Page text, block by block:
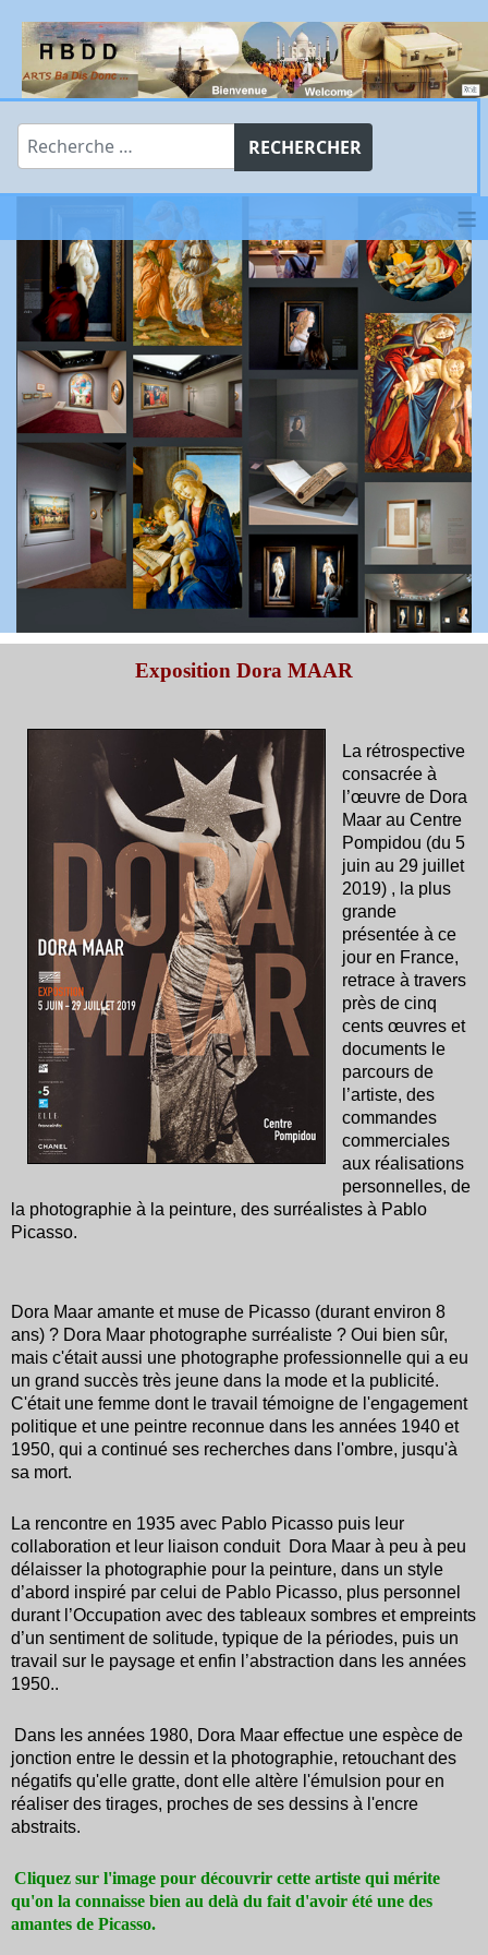
Rechercher
RECHERCHER
≡
Exposition Dora MAAR
La rétrospective
consacrée à
l’œuvre de Dora
Maar au Centre
Pompidou (du 5
juin au 29 juillet
2019) , la plus
grande
présentée à ce
jour en France,
retrace à travers
près de cinq
cents œuvres et
documents le
parcours de
l’artiste, des
commandes
commerciales
aux réalisations
personnelles, de
la photographie à la peinture, des surréalistes à Pablo
Picasso.
Dora Maar amante et muse de Picasso (durant environ 8
ans) ? Dora Maar photographe surréaliste ? Oui bien sûr,
mais c'était aussi une photographe professionnelle qui a eu
un grand succès très jeune dans la mode et la publicité.
C'était une femme dont le travail témoigne de l'engagement
politique et une peintre reconnue dans les années 1940 et
1950, qui a continué ses recherches dans l'ombre, jusqu'à
sa mort.
La rencontre en 1935 avec Pablo Picasso puis leur
collaboration et leur liaison conduit Dora Maar à peu à peu
délaisser la photographie pour la peinture, dans un style
d’abord inspiré par celui de Pablo Picasso, plus personnel
durant l’Occupation avec des tableaux sombres et empreints
d’un sentiment de solitude, typique de la périodes, puis un
travail sur le paysage et enfin l’abstraction dans les années
1950..
Dans les années 1980, Dora Maar effectue une espèce de
jonction entre le dessin et la photographie, retouchant des
négatifs qu'elle gratte, dont elle altère l'émulsion pour en
réaliser des tirages, proches de ses dessins à l'encre
abstraits.
Cliquez sur l'image pour découvrir cette artiste qui mérite
qu'on la connaisse bien au delà du fait d'avoir été une des
amantes de Picasso.